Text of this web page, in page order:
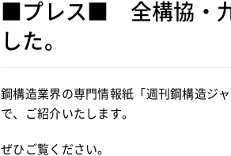
■プレス■ 全構協・九
した。
鋼構造業界の専門情報紙「週刊鋼構造ジ
で、ご紹介いたします。
ぜひご覧ください。